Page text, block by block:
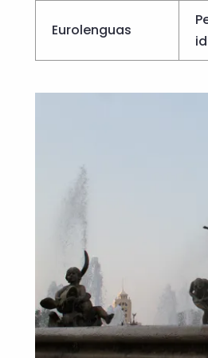
Eurolenguas